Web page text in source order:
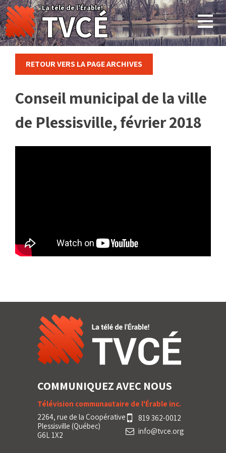
Skip
to
content
La télé de l'Érable!
TVCÉ
RETOUR VERS LA PAGE ARCHIVES
Conseil municipal de la ville
de Plessisville, février 2018
COMMUNIQUEZ AVEC NOUS
Télévision communautaire de l'Érable inc.
2264, rue de la Coopérative
Plessisville (Québec)
G6L 1X2
819 362-0012
info@tvce.org